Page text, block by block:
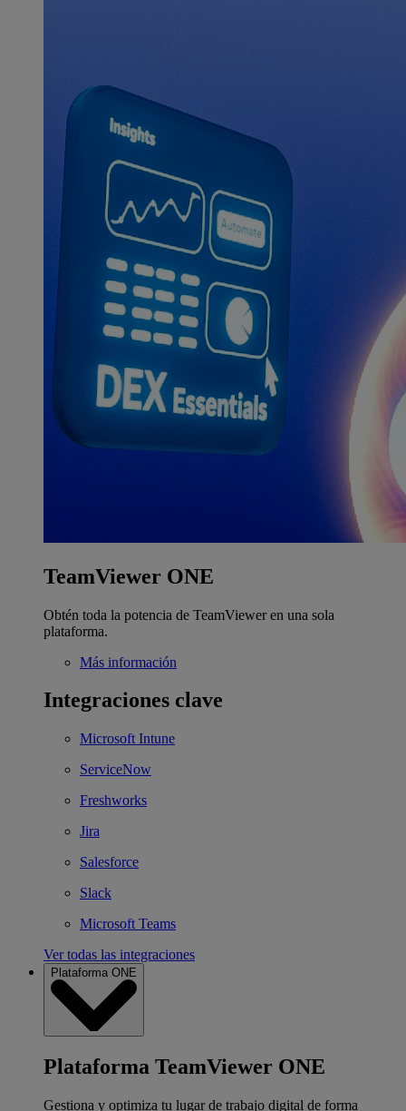
TeamViewer ONE
Obtén toda la potencia de TeamViewer en una sola
plataforma.
Más información
Integraciones clave
Microsoft Intune
ServiceNow
Freshworks
Jira
Salesforce
Slack
Microsoft Teams
Ver todas las integraciones
Plataforma ONE
Plataforma TeamViewer ONE
Gestiona y optimiza tu lugar de trabajo digital de forma